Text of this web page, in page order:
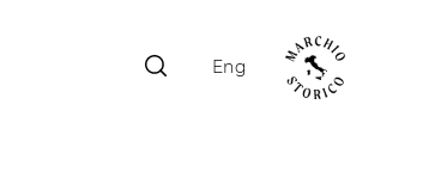
Eng